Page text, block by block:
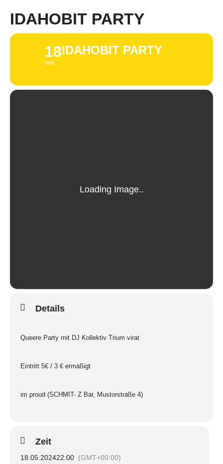
IDAHOBIT PARTY
18
MAI
IDAHOBIT PARTY
Details
Queere Party mit DJ Kollektiv Trium virat
Eintritt 5€ / 3 € ermäßigt
im proud (SCHMIT- Z Bar, Mustorstraße 4)
Zeit
18.05.202422:00 (GMT+00:00)